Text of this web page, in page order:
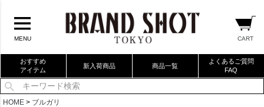
MENU CART
おすすめ
アイテム
新入荷商品 商品一覧
よくあるご質問
FAQ
当店厳選ブランドバック
HOME
ブルガリ